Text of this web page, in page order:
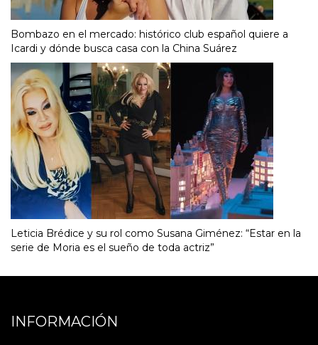
Bombazo en el mercado: histórico club español quiere a
Icardi y dónde busca casa con la China Suárez
Leticia Brédice y su rol como Susana Giménez: “Estar en la
serie de Moria es el sueño de toda actriz”
INFORMACIÓN